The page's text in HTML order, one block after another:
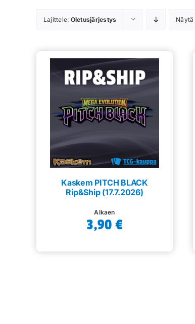
Lajittele: Oletusjärjestys Näytä
Kaskem PITCH BLACK
Rip&Ship (17.7.2026)
Alkaen
3,90 €